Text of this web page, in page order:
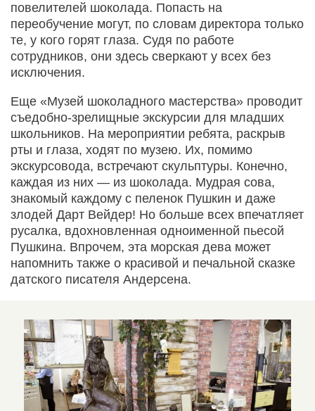
повелителей шоколада. Попасть на
переобучение могут, по словам директора только
те, у кого горят глаза. Судя по работе
сотрудников, они здесь сверкают у всех без
исключения.
Еще «Музей шоколадного мастерства» проводит
съедобно-зрелищные экскурсии для младших
школьников. На мероприятии ребята, раскрыв
рты и глаза, ходят по музею. Их, помимо
экскурсовода, встречают скульптуры. Конечно,
каждая из них — из шоколада. Мудрая сова,
знакомый каждому с пеленок Пушкин и даже
злодей Дарт Вейдер! Но больше всех впечатляет
русалка, вдохновленная одноименной пьесой
Пушкина. Впрочем, эта морская дева может
напомнить также о красивой и печальной сказке
датского писателя Андерсена.